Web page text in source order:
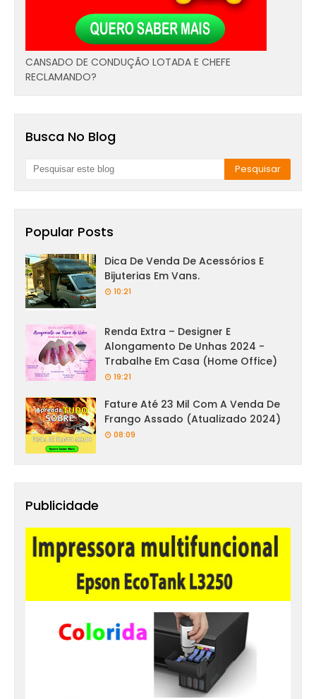
CANSADO DE CONDUÇÃO LOTADA E CHEFE
RECLAMANDO?
Busca No Blog
Popular Posts
Dica De Venda De Acessórios E
Bijuterias Em Vans.
10:21
Renda Extra – Designer E
Alongamento De Unhas 2024 -
Trabalhe Em Casa (Home Office)
19:21
Fature Até 23 Mil Com A Venda De
Frango Assado (Atualizado 2024)
08:09
Publicidade